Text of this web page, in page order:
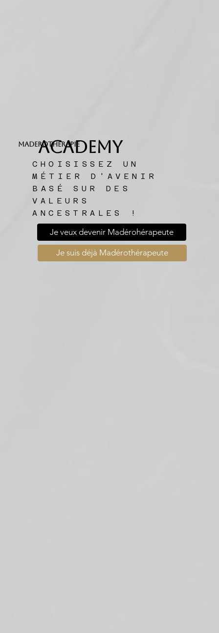
MADEROTHÉRAPie
Academy
CHOISISSEZ UN
MÉTIER D'AVENIR
BASÉ SUR DES
VALEURS
ANCESTRALES !​
Je veux devenir Madérohérapeute
Je suis déjà Madérothérapeute